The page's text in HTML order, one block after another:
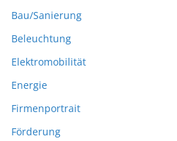
Bau/Sanierung
Beleuchtung
Elektromobilität
Energie
Firmenportrait
Förderung